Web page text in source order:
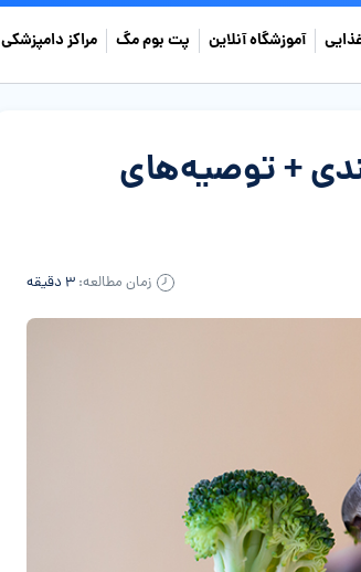
آموزشگاه آنلاین پت بوم مگ مراکز دامپزشکی
+ توصیه‌های
زمان مطالعه: ۳ دقیقه